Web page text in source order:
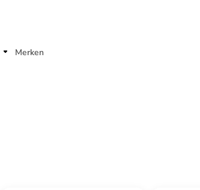
Merken